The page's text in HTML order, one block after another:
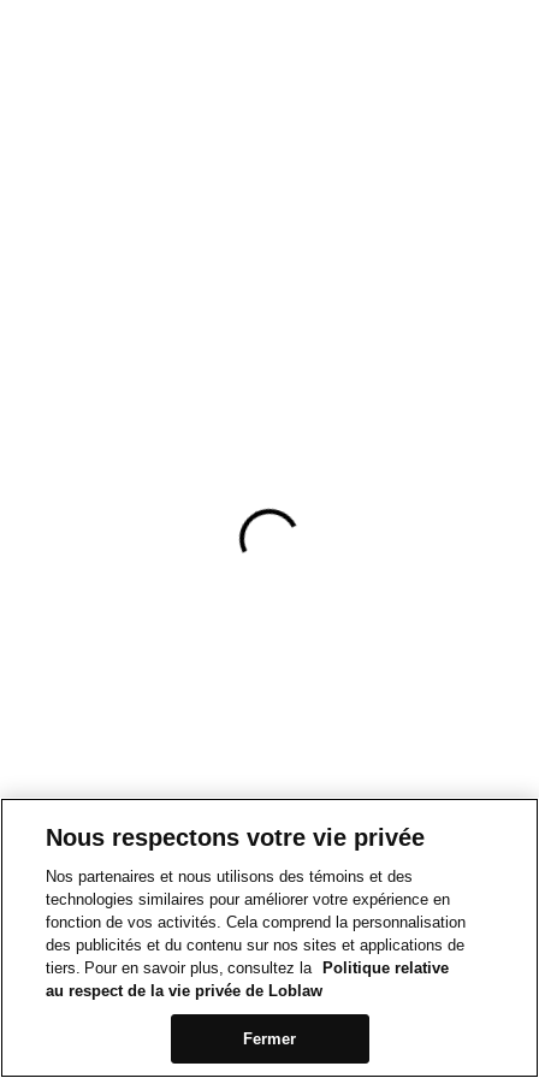
Nous respectons votre vie privée
Nos partenaires et nous utilisons des témoins et des
technologies similaires pour améliorer votre expérience en
fonction de vos activités. Cela comprend la personnalisation
des publicités et du contenu sur nos sites et applications de
tiers. Pour en savoir plus, consultez la
Politique relative
au respect de la vie privée de Loblaw
Fermer